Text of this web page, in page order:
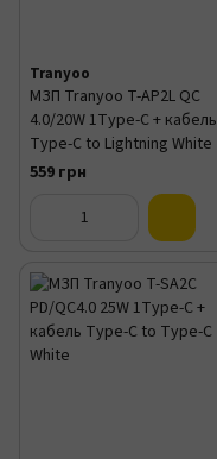
Tranyoo
МЗП Tranyoo T-AP2L QC
4.0/20W 1Type-C + кабель
Type-C to Lightning White
559 грн